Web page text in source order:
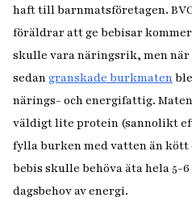
haft till barnmatsföretagen.
föräldrar att ge bebisar
skulle vara näringsrik, men
sedangranskade burkmaten
närings- och energifattig.
väldigt lite protein (sannolikt
fylla burken med vatten än kött
bebis skulle behöva äta hela
dagsbehov av energi.